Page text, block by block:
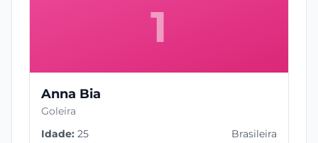
1
Anna Bia
Goleira
Idade: 25 Brasileira